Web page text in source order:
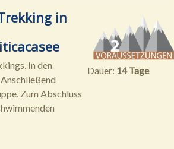
in
In den
Zum Abschluss
Dauer: 14 Tage